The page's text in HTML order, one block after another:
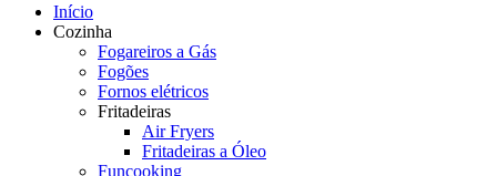
Início
Cozinha
Fogareiros a Gás
Fogões
Fornos elétricos
Fritadeiras
Air Fryers
Fritadeiras a Óleo
Funcooking